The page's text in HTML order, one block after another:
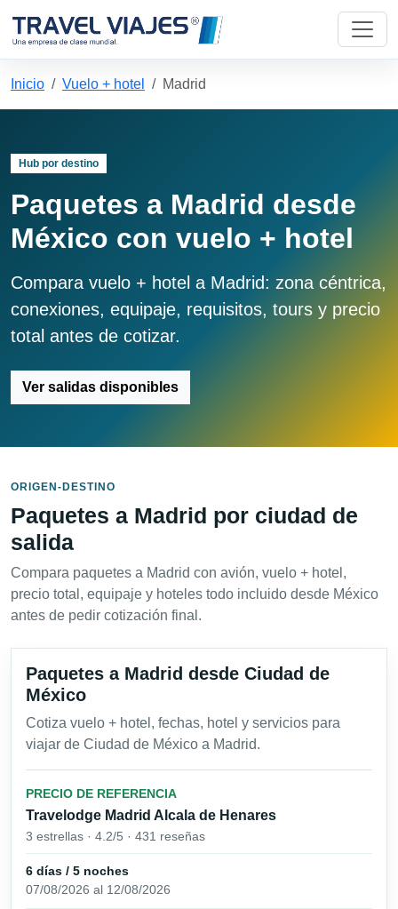
Inicio Vuelo + hotel Madrid
Hub por destino
Paquetes a Madrid desde
México con vuelo + hotel
Compara vuelo + hotel a Madrid: zona céntrica,
conexiones, equipaje, requisitos, tours y precio
total antes de cotizar.
Ver salidas disponibles
ORIGEN-DESTINO
Paquetes a Madrid por ciudad de
salida
Compara paquetes a Madrid con avión, vuelo + hotel,
precio total, equipaje y hoteles todo incluido desde México
antes de pedir cotización final.
Paquetes a Madrid desde Ciudad de
México
Cotiza vuelo + hotel, fechas, hotel y servicios para
viajar de Ciudad de México a Madrid.
PRECIO DE REFERENCIA
Travelodge Madrid Alcala de Henares
3 estrellas · 4.2/5 · 431 reseñas
6 días / 5 noches
07/08/2026 al 12/08/2026